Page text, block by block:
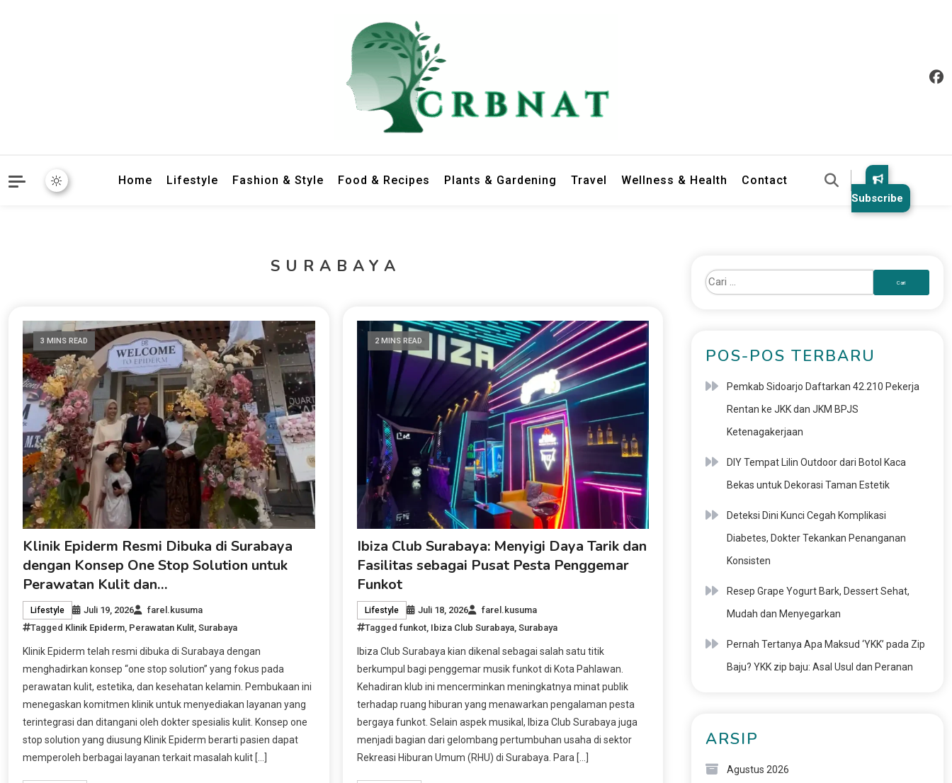
Home Lifestyle Fashion & Style Food & Recipes Plants & Gardening Travel Wellness & Health Contact
Subscribe
SURABAYA
3 MINS READ
Klinik Epiderm Resmi Dibuka di Surabaya
dengan Konsep One Stop Solution untuk
Perawatan Kulit dan…
Lifestyle Juli 19, 2026
farel.kusuma
Tagged Klinik Epiderm Perawatan Kulit ,Surabaya
Klinik Epiderm telah resmi dibuka di Surabaya dengan
menghadirkan konsep “one stop solution” yang fokus pada
perawatan kulit, estetika, dan kesehatan kelamin. Pembukaan ini
menegaskan komitmen klinik untuk menyediakan layanan yang
terintegrasi dan ditangani oleh dokter spesialis kulit. Konsep one
stop solution yang diusung Klinik Epiderm berarti pasien dapat
memperoleh berbagai layanan terkait masalah kulit […]
2 MINS READ
Ibiza Club Surabaya: Menyigi Daya Tarik dan
Fasilitas sebagai Pusat Pesta Penggemar
Funkot
Lifestyle Juli 18, 2026
farel.kusuma
Tagged funkot, Ibiza Club Surabaya, Surabaya
Ibiza Club Surabaya kian dikenal sebagai salah satu titik
berkumpul bagi penggemar musik funkot di Kota Pahlawan.
Kehadiran klub ini mencerminkan meningkatnya minat publik
terhadap ruang hiburan yang menawarkan pengalaman pesta
bergaya funkot. Selain aspek musikal, Ibiza Club Surabaya juga
menjadi bagian dari gelombang pertumbuhan usaha di sektor
Rekreasi Hiburan Umum (RHU) di Surabaya. Para […]
POS-POS TERBARU
Pemkab Sidoarjo Daftarkan 42.210 Pekerja
Rentan ke JKK dan JKM BPJS
Ketenagakerjaan
DIY Tempat Lilin Outdoor dari Botol Kaca
Bekas untuk Dekorasi Taman Estetik
Deteksi Dini Kunci Cegah Komplikasi
Diabetes, Dokter Tekankan Penanganan
Konsisten
Resep Grape Yogurt Bark, Dessert Sehat,
Mudah dan Menyegarkan
Pernah Tertanya Apa Maksud ‘YKK’ pada Zip
Baju? YKK zip baju: Asal Usul dan Peranan
ARSIP
Agustus 2026